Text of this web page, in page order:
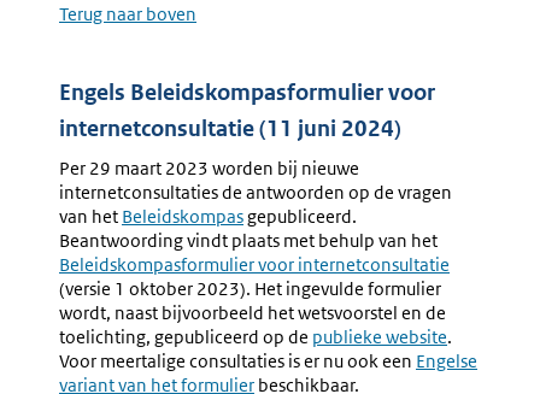
Terug naar boven
Engels Beleidskompasformulier voor
internetconsultatie (11 juni 2024)
Per 29 maart 2023 worden bij nieuwe
internetconsultaties de antwoorden op de vragen
van het Beleidskompasgepubliceerd.
Beantwoording vindt plaats met behulp van het
Beleidskompasformulier voor internetconsultatie
(versie 1 oktober 2023). Het ingevulde formulier
wordt, naast bijvoorbeeld het wetsvoorstel en de
toelichting, gepubliceerd op de Externe
link:
publieke website.
Voor meertalige consultaties is er nu ook een Engelse
variant van het formulier beschikbaar.